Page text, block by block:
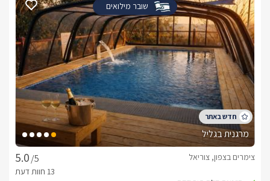
שובר מילואים
מרגנית בגליל
/5
צימרים בצפון, צוריאל